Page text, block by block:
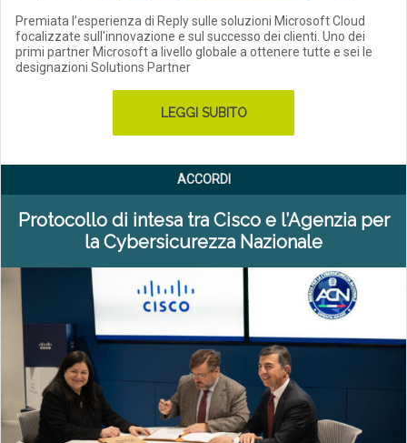
Premiata l’esperienza di Reply sulle soluzioni Microsoft Cloud
focalizzate sull'innovazione e sul successo dei clienti. Uno dei
primi partner Microsoft a livello globale a ottenere tutte e sei le
designazioni Solutions Partner
LEGGI SUBITO
ACCORDI
Protocollo di intesa tra Cisco e l’Agenzia per
la Cybersicurezza Nazionale